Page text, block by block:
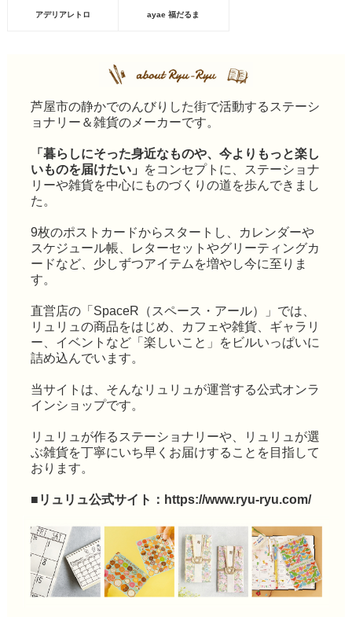
アデリアレトロ ayae 福だるま
芦屋市の静かでのんびりした街で活動するステーシ
ョナリー＆雑貨のメーカーです。
「暮らしにそった身近なものや、今よりもっと楽し
いものを届けたい」
をコンセプトに、ステーショナ
リーや雑貨を中心にものづくりの道を歩んできまし
た。
9枚のポストカードからスタートし、カレンダーや
スケジュール帳、レターセットやグリーティングカ
ードなど、少しずつアイテムを増やし今に至りま
す。
直営店の「SpaceR（スペース・アール）」では、
リュリュの商品をはじめ、カフェや雑貨、ギャラリ
ー、イベントなど「楽しいこと」をビルいっぱいに
詰め込んでいます。
当サイトは、そんなリュリュが運営する公式オンラ
インショップです。
リュリュが作るステーショナリーや、リュリュが選
ぶ雑貨を丁寧にいち早くお届けすることを目指して
おります。
■リュリュ公式サイト： https://www.ryu-ryu.com/